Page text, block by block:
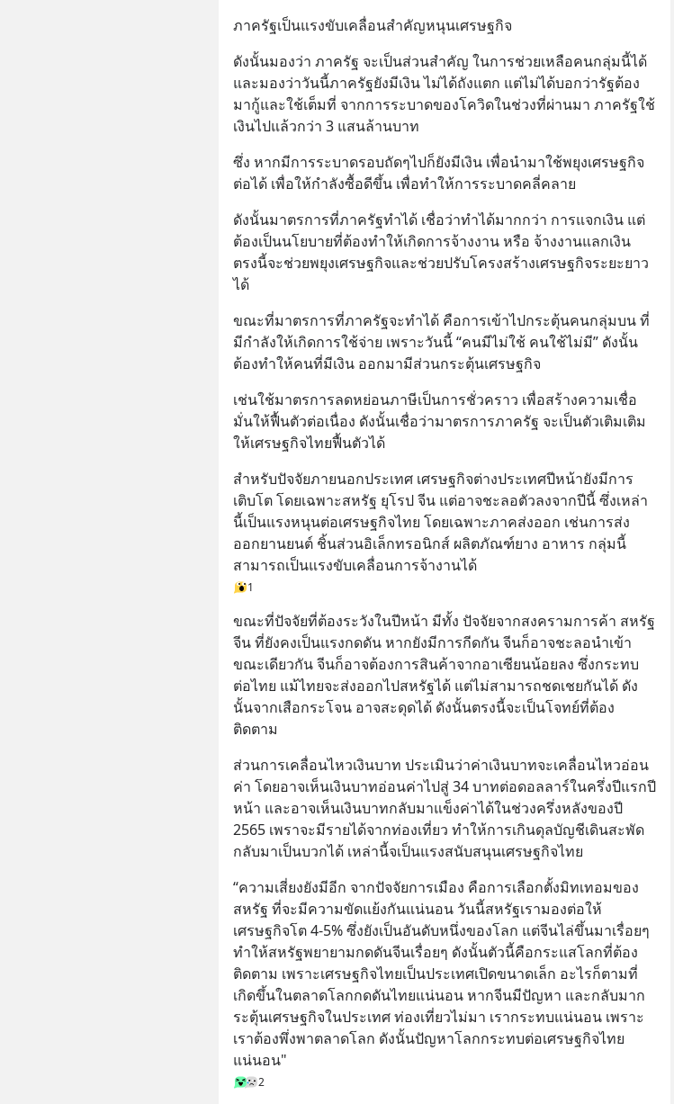
ภาครัฐเป็นแรงขับเคลื่อนสำคัญหนุนเศรษฐกิจ
ดังนั้นมองว่า ภาครัฐ จะเป็นส่วนสำคัญ ในการช่วยเหลือคนกลุ่มนี้ได้
และมองว่าวันนี้ภาครัฐยังมีเงิน ไม่ได้ถังแตก แต่ไม่ได้บอกว่ารัฐต้อง
มากู้และใช้เต็มที่ จากการระบาดของโควิดในช่วงที่ผ่านมา ภาครัฐใช้
เงินไปแล้วกว่า 3 แสนล้านบาท
ซึ่ง หากมีการระบาดรอบถัดๆไปก็ยังมีเงิน เพื่อนำมาใช้พยุงเศรษฐกิจ
ต่อได้ เพื่อให้กำลังซื้อดีขึ้น เพื่อทำให้การระบาดคลี่คลาย
ดังนั้นมาตรการที่ภาครัฐทำได้ เชื่อว่าทำได้มากกว่า การแจกเงิน แต่
ต้องเป็นนโยบายที่ต้องทำให้เกิดการจ้างงาน หรือ จ้างงานแลกเงิน
ตรงนี้จะช่วยพยุงเศรษฐกิจและช่วยปรับโครงสร้างเศรษฐกิจระยะยาว
ได้
ขณะที่มาตรการที่ภาครัฐจะทำได้ คือการเข้าไปกระตุ้นคนกลุ่มบน ที่
มีกำลังให้เกิดการใช้จ่าย เพราะวันนี้ “คนมีไม่ใช้ คนใช้ไม่มี” ดังนั้น
ต้องทำให้คนที่มีเงิน ออกมามีส่วนกระตุ้นเศรษฐกิจ
เช่นใช้มาตรการลดหย่อนภาษีเป็นการชั่วคราว เพื่อสร้างความเชื่อ
มั่นให้ฟื้นตัวต่อเนื่อง ดังนั้นเชื่อว่ามาตรการภาครัฐ จะเป็นตัวเติมเติม
ให้เศรษฐกิจไทยฟื้นตัวได้
สำหรับปัจจัยภายนอกประเทศ เศรษฐกิจต่างประเทศปีหน้ายังมีการ
เติบโต โดยเฉพาะสหรัฐ ยุโรป จีน แต่อาจชะลอตัวลงจากปีนี้ ซึ่งเหล่า
นี้เป็นแรงหนุนต่อเศรษฐกิจไทย โดยเฉพาะภาคส่งออก เช่นการส่ง
ออกยานยนต์ ชิ้นส่วนอิเล็กทรอนิกส์ ผลิตภัณฑ์ยาง อาหาร กลุ่มนี้
สามารถเป็นแรงขับเคลื่อนการจ้างานได้
1
ขณะที่ปัจจัยที่ต้องระวังในปีหน้า มีทั้ง ปัจจัยจากสงครามการค้า สหรัฐ
จีน ที่ยังคงเป็นแรงกดดัน หากยังมีการกีดกัน จีนก็อาจชะลอนำเข้า
ขณะเดียวกัน จีนก็อาจต้องการสินค้าจากอาเซียนน้อยลง ซึ่งกระทบ
ต่อไทย แม้ไทยจะส่งออกไปสหรัฐได้ แต่ไม่สามารถชดเชยกันได้ ดัง
นั้นจากเสือกระโจน อาจสะดุดได้ ดังนั้นตรงนี้จะเป็นโจทย์ที่ต้อง
ติดตาม
ส่วนการเคลื่อนไหวเงินบาท ประเมินว่าค่าเงินบาทจะเคลื่อนไหวอ่อน
ค่า โดยอาจเห็นเงินบาทอ่อนค่าไปสู่ 34 บาทต่อดอลลาร์ในครึ่งปีแรกปี
หน้า และอาจเห็นเงินบาทกลับมาแข็งค่าได้ในช่วงครึ่งหลังของปี
2565 เพราจะมีรายได้จากท่องเที่ยว ทำให้การเกินดุลบัญชีเดินสะพัด
กลับมาเป็นบวกได้ เหล่านี้จเป็นแรงสนับสนุนเศรษฐกิจไทย
“ความเสี่ยงยังมีอีก จากปัจจัยการเมือง คือการเลือกตั้งมิทเทอมของ
สหรัฐ ที่จะมีความขัดแย้งกันแน่นอน วันนี้สหรัฐเรามองต่อให้
เศรษฐกิจโต 4-5% ซึ่งยังเป็นอันดับหนึ่งของโลก แต่จีนไล่ขึ้นมาเรื่อยๆ
ทำให้สหรัฐพยายามกดดันจีนเรื่อยๆ ดังนั้นตัวนี้คือกระแสโลกที่ต้อง
ติดตาม เพราะเศรษฐกิจไทยเป็นประเทศเปิดขนาดเล็ก อะไรก็ตามที่
เกิดขึ้นในตลาดโลกกดดันไทยแน่นอน หากจีนมีปัญหา และกลับมาก
ระตุ้นเศรษฐกิจในประเทศ ท่องเที่ยวไม่มา เรากระทบแน่นอน เพราะ
เราต้องพึ่งพาตลาดโลก ดังนั้นปัญหาโลกกระทบต่อเศรษฐกิจไทย
แน่นอน"
2